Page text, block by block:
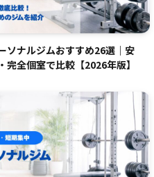
ソナルジムおすすめ26選｜安
完全個室で比較【2026年版】